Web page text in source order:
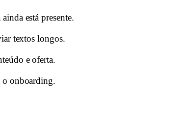
está presente.
textos longos.
e oferta.
o onboarding.